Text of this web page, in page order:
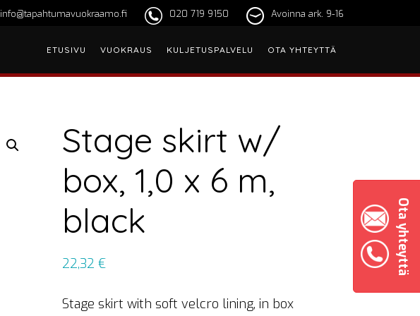
Ota yhteyttä
Avoinna ark. 9-16
020 719 9150
info@tapahtumavuokraamo.fi
ETUSIVU VUOKRAUS KULJETUSPALVELU OTA YHTEYTTÄ
Stage skirt w/
box, 1,0 x 6 m,
black
22,32 €
Stage skirt with soft velcro lining, in box